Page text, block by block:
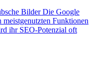
Bilder Die Google
meistgenutzten Funktionen
ihr SEO-Potenzial oft